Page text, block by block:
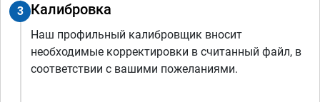
3 Калибровка
Наш профильный калибровщик вносит
необходимые корректировки в считанный файл, в
соответствии с вашими пожеланиями.